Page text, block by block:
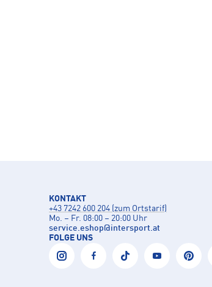
KONTAKT
+43 7242 600 204 (zum Ortstarif)
Mo. – Fr. 08:00 – 20:00 Uhr
service.eshop@intersport.at
FOLGE UNS